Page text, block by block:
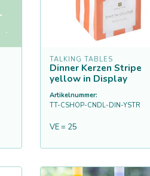
TALKING TABLES
Dinner Kerzen Stripe
yellow in Display
Artikelnummer:
TT-CSHOP-CNDL-DIN-YSTR
VE = 25